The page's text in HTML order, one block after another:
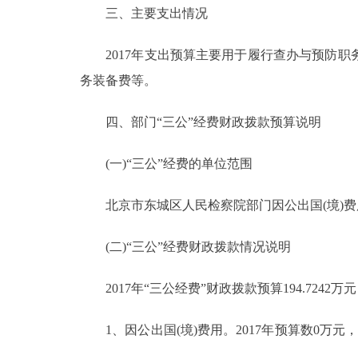
三、主要支出情况
2017年支出预算主要用于履行查办与预防职
务装备费等。
四、部门“三公”经费财政拨款预算说明
(一)“三公”经费的单位范围
北京市东城区人民检察院部门因公出国(境)费
(二)“三公”经费财政拨款情况说明
2017年“三公经费”财政拨款预算194.7242万元
1、因公出国(境)费用。2017年预算数0万元，